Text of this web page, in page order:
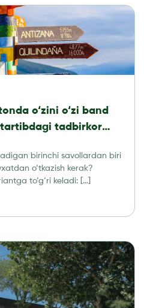
o‘zini o‘zi band
tadbirkor
birinchi savollardan biri
o‘tkazish kerak?
to‘g‘ri keladi: […]